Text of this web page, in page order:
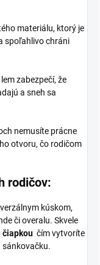
materiálu, ktorý je
spoľahlivo chráni
zabezpečí, že
a sneh sa
nemusíte prácne
otvoru, čo rodičom
rodičov:
kúskom,
či overalu. Skvele
čiapkou čím vytvoríte
sánkovačku.